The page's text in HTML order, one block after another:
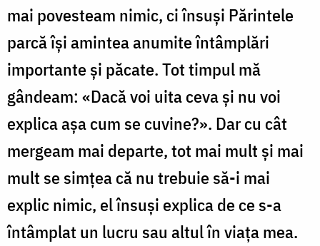
mai povesteam nimic, ci însuşi Părintele
parcă îşi amintea anumite întâmplări
importante şi păcate. Tot timpul mă
gândeam: «Dacă voi uita ceva şi nu voi
explica aşa cum se cuvine?». Dar cu cât
mergeam mai departe, tot mai mult şi mai
mult se simţea că nu trebuie să-i mai
explic nimic, el însuşi explica de ce s-a
întâmplat un lucru sau altul în viaţa mea.